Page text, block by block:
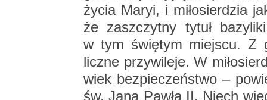
życia Maryi, i mi­ło­sier­dzia
że za­szczyt­ny tytuł
w tym świę­tym miej­scu. Z
licz­ne przy­wi­le­je. W
wiek bez­pie­czeń­stwo –
św. Jana Pawła II. Niech